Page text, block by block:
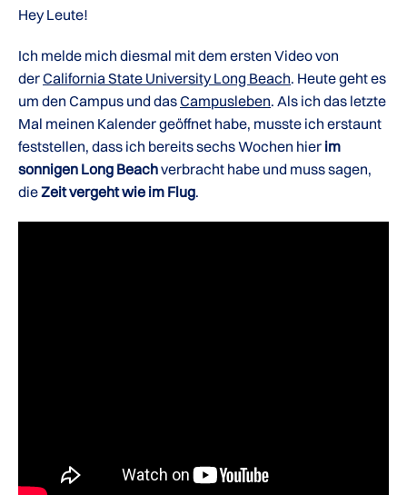
Hey Leute!
Ich melde mich diesmal mit dem ersten Video von
derCalifornia State University Long Beach. Heute geht es
um den Campus und dasCampusleben. Als ich das letzte
Mal meinen Kalender geöffnet habe, musste ich erstaunt
feststellen, dass ich bereits sechs Wochen hier im
sonnigen Long Beachverbracht habe und muss sagen,
dieZeit vergeht wie im Flug.